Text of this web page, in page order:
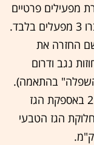
מפעילים פרטיים
שזכו במכרז. במחוז ירושלים עם זאת, חוברו 3 מפעלים בלבד.
שם החזרה את
נגב ודרום
בהתאמה).
במחוז דרום נרשם זינוק של למעלה מפי 2 באספקת הגז
הגז הטבעי